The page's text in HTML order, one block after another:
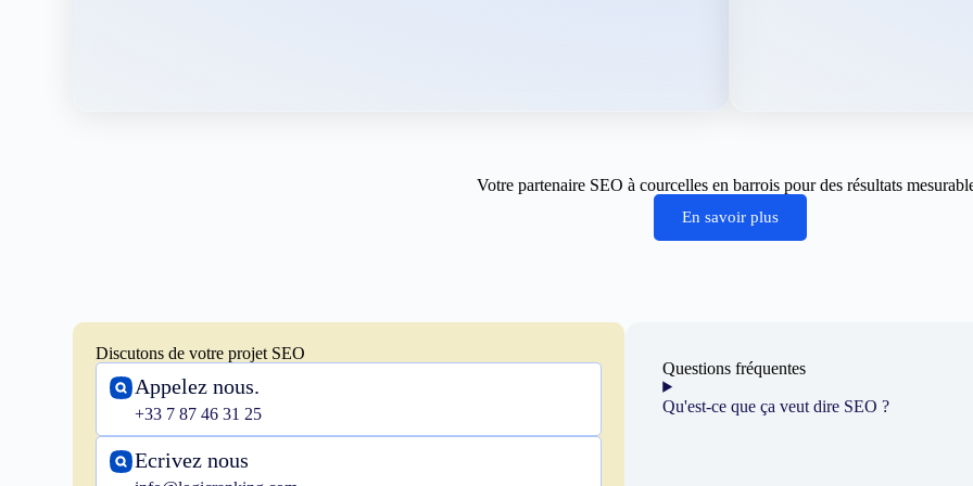
Votre partenaire SEO à courcelles en barrois pour des résultats
En savoir plus
Discutons de votre projet SEO
Appelez nous.
+33 7 87 46 31 25
Ecrivez nous
Questions fréquentes
Qu'est-ce que ça veut dire SEO ?